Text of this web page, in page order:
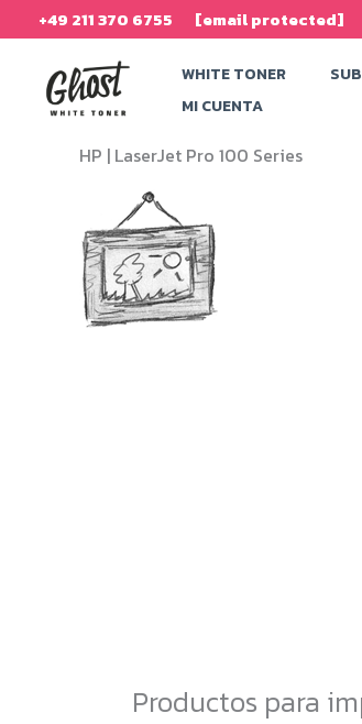
al
contenido
+49 211 370 6755 [email protected]
WHITE TONER
MI CUENTA
HP | LaserJet Pro 100 Series
Productos para